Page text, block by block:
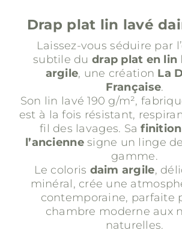
Drap plat lin lavé
Laissez-vous séduire par
subtile du drap plat en lin
argile, une création La
Française.
Son lin lavé 190 g/m²,
est à la fois résistant,
fil des lavages. Sa
l’anciennesigne un linge
gamme.
Le coloris daim argile,
minéral, crée une
contemporaine, parfaite
chambre moderne aux
naturelles.